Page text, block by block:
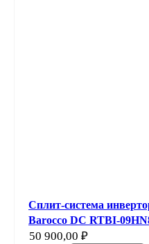
Сплит-система
Barocco DC RTBI-
50 900,00 ₽